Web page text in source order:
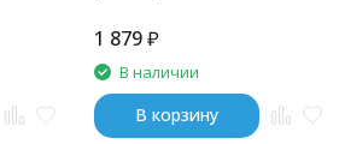
1 879₽
В наличии
В корзину